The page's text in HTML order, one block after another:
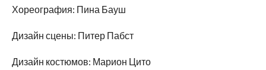
Хореография: Пина Бауш
Дизайн сцены: Питер Пабст
Дизайн костюмов: Марион Цито